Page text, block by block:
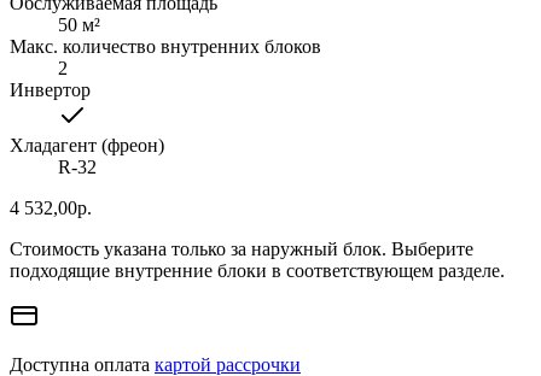
50 м²
Макс. количество внутренних блоков
2
Инвертор
Хладагент (фреон)
R-32
4 532,00р.
Стоимость указана только за наружный блок. Выберите
подходящие внутренние блоки в соответствующем разделе.
Доступна оплата картой рассрочки